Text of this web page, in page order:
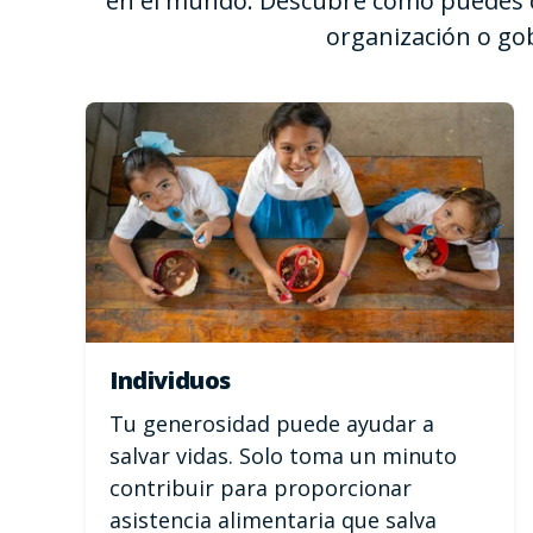
organización o
Individuos
Tu generosidad puede ayudar a
salvar vidas. Solo toma un minuto
contribuir para proporcionar
asistencia alimentaria que salva